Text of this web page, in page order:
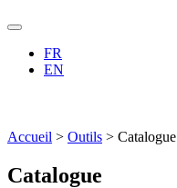
FR
EN
Accueil > Outils > Catalogue
Catalogue